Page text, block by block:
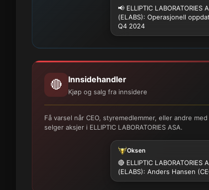
📢 ELLIPTIC LABORATORIES
(ELABS): Operasjonell
Q4 2024
🔴 Innsidehandler
Kjøp og salg fra innsidere
Få varsel når CEO, styremedlemmer, eller andre
selger aksjer i ELLIPTIC LABORATORIES ASA.
Oksen
🔴 ELLIPTIC LABORATORIES
(ELABS): Anders Hansen